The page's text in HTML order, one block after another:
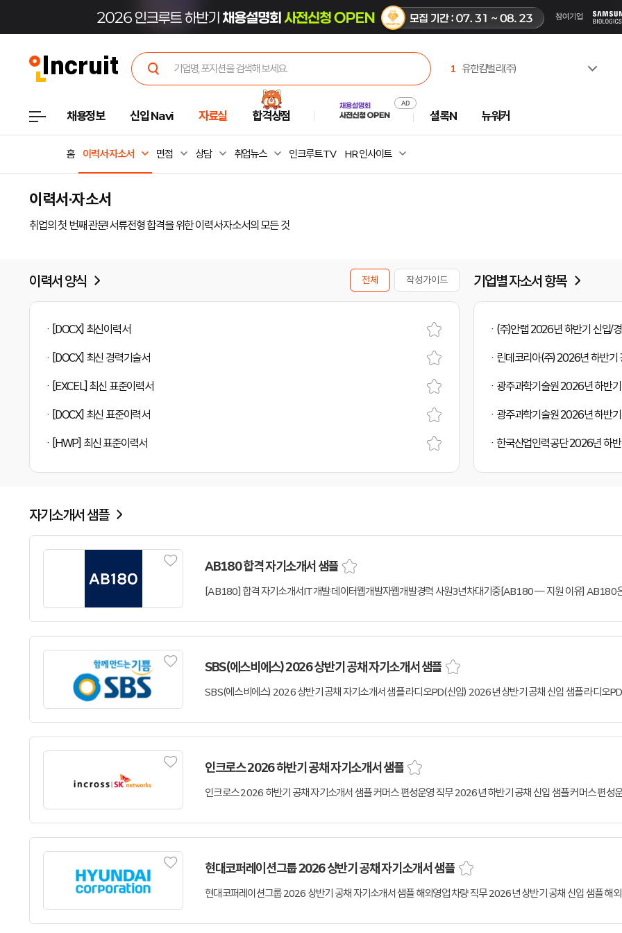
1 유한킴벌리(주)
4
(주)셀트리온제약
5 주식회사 캠코에프엠씨
채용정보 신입 Navi 자료실 합격상점 셜록N 뉴워커
홈 이력서·자소서 면접 상담 취업뉴스 인크루트 TV HR 인사이트
이력서·자소서
취업의 첫 번째 관문! 서류전형 합격을 위한 이력서·자소서의 모든 것
이력서 양식 전체 작성가이드
[DOCX] 최신이력서
[DOCX] 최신 경력기술서
[EXCEL] 최신 표준이력서
[DOCX] 최신 표준이력서
[HWP] 최신 표준이력서
기업별 자소서 항목
(주)안랩 2026년 하반기 신입/
린데코리아(주) 2026년 하반기
광주과학기술원 2026년 하반
광주과학기술원 2026년 하반
한국산업인력공단 2026년 하
자기소개서 샘플
AB180 합격 자기소개서 샘플
SBS(에스비에스) 2026 상반기 공채 자기소개서 샘플
인크로스 2026 하반기 공채 자기소개서 샘플
현대코퍼레이션그룹 2026 상반기 공채 자기소개서 샘플